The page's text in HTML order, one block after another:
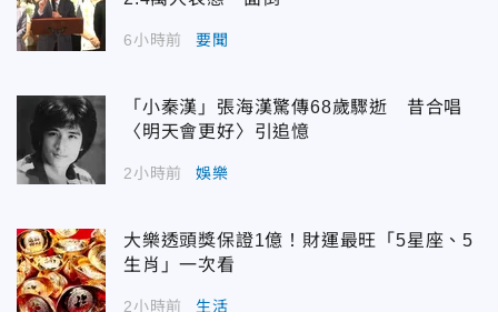
6小時前 要聞
「小秦漢」張海漢驚傳68歲驟逝 昔合唱
〈明天會更好〉引追憶
2小時前 娛樂
大樂透頭獎保證1億！財運最旺「5星座、5
生肖」一次看
2小時前 生活